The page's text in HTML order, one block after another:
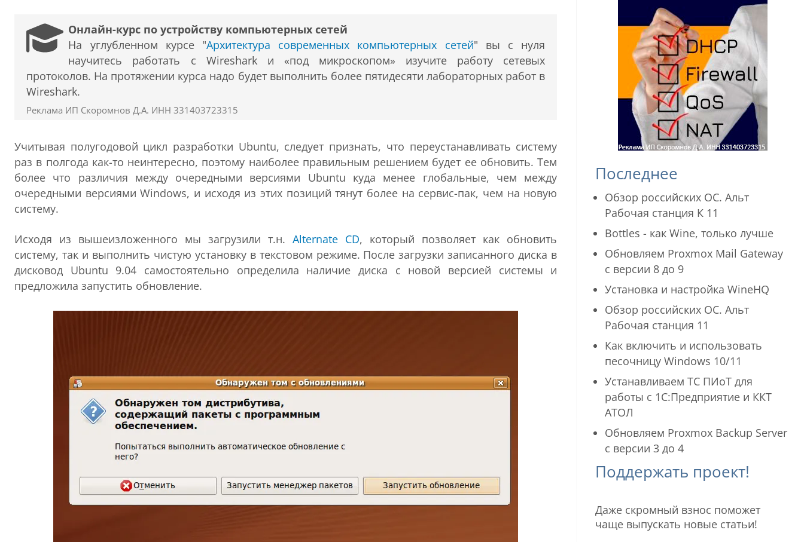
Онлайн-курс по устройству компьютерных сетей
На углубленном курсе "Архитектура современных компьютерных сетей" вы с нуля
научитесь работать с Wireshark и «под микроскопом» изучите работу сетевых
протоколов. На протяжении курса надо будет выполнить более пятидесяти лабораторных работ в
Wireshark.
Реклама ИП Скоромнов Д.А. ИНН 331403723315
Учитывая полугодовой цикл разработки Ubuntu, следует признать, что переустанавливать систему
раз в полгода как-то неинтересно, поэтому наиболее правильным решением будет ее обновить. Тем
более что различия между очередными версиями Ubuntu куда менее глобальные, чем между
очередными версиями Windows, и исходя из этих позиций тянут более на сервис-пак, чем на новую
систему.
Исходя из вышеизложенного мы загрузили т.н.Alternate CD, который позволяет как обновить
систему, так и выполнить чистую установку в текстовом режиме. После загрузки записанного диска в
дисковод Ubuntu 9.04 самостоятельно определила наличие диска с новой версией системы и
предложила запустить обновление.
Последнее
Обзор российских ОС. Альт
Рабочая станция К 11
Bottles - как Wine, только лучше
Обновляем Proxmox Mail Gateway
с версии 8 до 9
Установка и настройка WineHQ
Обзор российских ОС. Альт
Рабочая станция 11
Как включить и использовать
песочницу Windows 10/11
Устанавливаем ТС ПИоТ для
работы с 1С:Предприятие и ККТ
АТОЛ
Обновляем Proxmox Backup Server
с версии 3 до 4
Поддержать проект!
Даже скромный взнос поможет
чаще выпускать новые статьи!